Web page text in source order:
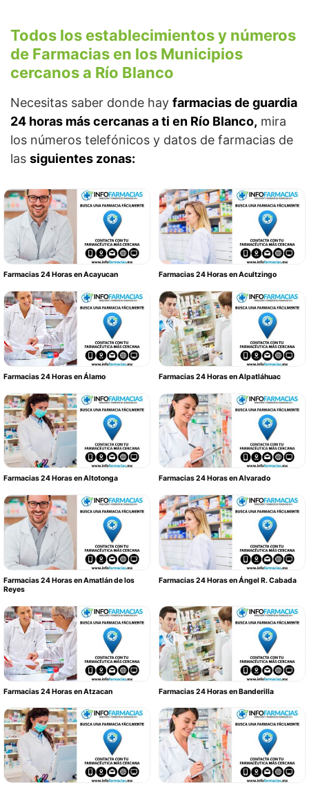
Todos los establecimientos y números
de Farmacias en los Municipios
cercanos a Río Blanco
Necesitas saber donde hay farmacias de guardia
24 horas más cercanas a ti en Río Blanco, mira
los números telefónicos y datos de farmacias de
las siguientes zonas:
Farmacias 24 Horas en Acayucan Farmacias 24 Horas en Acultzingo
Farmacias 24 Horas en Álamo Farmacias 24 Horas en Alpatláhuac
Farmacias 24 Horas en Altotonga Farmacias 24 Horas en Alvarado
Farmacias 24 Horas en Amatlán de los
Reyes
Farmacias 24 Horas en Ángel R. Cabada
Farmacias 24 Horas en Atzacan Farmacias 24 Horas en Banderilla